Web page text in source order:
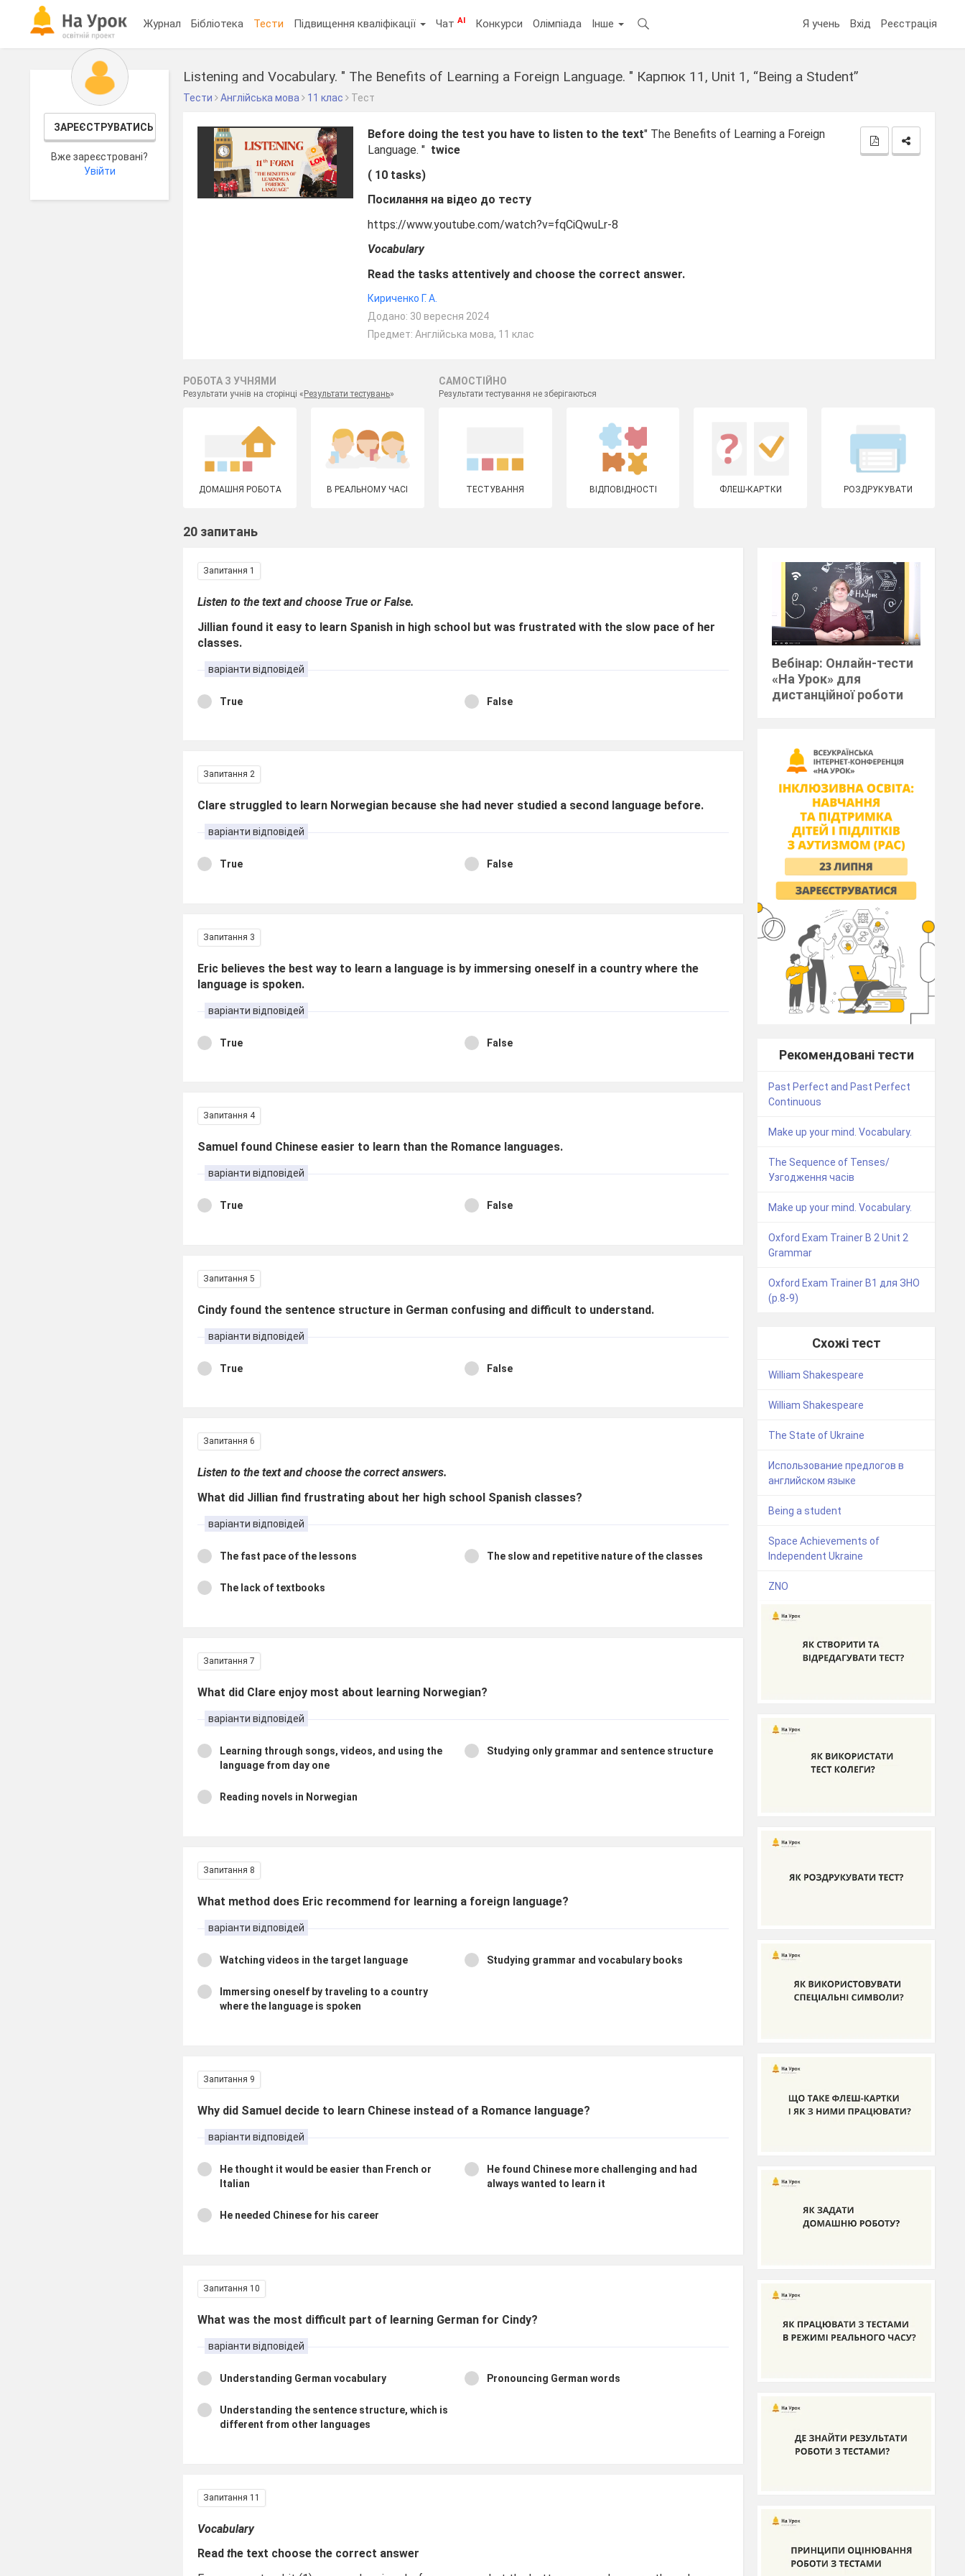
Журнал Бібліотека Тести Підвищення кваліфікації ЧатAI Конкурси Олімпіада Інше Я учень Вхід Реєстрація
ЗАРЕЄСТРУВАТИСЬ
Вже зареєстровані?
Увійти
Listening and Vocabulary. " The Benefits of Learning a Foreign Language. " Карпюк 11, Unit 1, “Being a Student”
Тести Англійська мова 11 клас Тест
Before doing the test you have to listen to the text" The Benefits of Learning a Foreign
Language. "twice
( 10 tasks)
Посилання на відео до тесту
https://www.youtube.com/watch?v=fqCiQwuLr-8
Vocabulary
Read the tasks attentively and choose the correct answer.
Кириченко Г. А.
Додано: 30 вересня 2024
Предмет: Англійська мова, 11 клас
РОБОТА З УЧНЯМИ
Результати учнів на сторінці « Результати тестувань»
САМОСТІЙНО
Результати тестування не зберігаються
ДОМАШНЯ РОБОТА В РЕАЛЬНОМУ ЧАСІ ТЕСТУВАННЯ ВІДПОВІДНОСТІ ФЛЕШ-КАРТКИ РОЗДРУКУВАТИ
20 запитань
Запитання 1
Listen to the text and choose True or False.
Jillian found it easy to learn Spanish in high school but was frustrated with the slow pace of her
classes.
варіанти відповідей
True False
Запитання 2
Clare struggled to learn Norwegian because she had never studied a second language before.
варіанти відповідей
True False
Запитання 3
Eric believes the best way to learn a language is by immersing oneself in a country where the
language is spoken.
варіанти відповідей
True False
Запитання 4
Samuel found Chinese easier to learn than the Romance languages.
варіанти відповідей
True False
Запитання 5
Cindy found the sentence structure in German confusing and difficult to understand.
варіанти відповідей
True False
Запитання 6
Listen to the text and choose the correct answers.
What did Jillian find frustrating about her high school Spanish classes?
варіанти відповідей
The fast pace of the lessons The slow and repetitive nature of the classes
The lack of textbooks
Запитання 7
What did Clare enjoy most about learning Norwegian?
варіанти відповідей
Learning through songs, videos, and using the
language from day one
Studying only grammar and sentence structure
Reading novels in Norwegian
Запитання 8
What method does Eric recommend for learning a foreign language?
варіанти відповідей
Watching videos in the target language Studying grammar and vocabulary books
Immersing oneself by traveling to a country
where the language is spoken
Запитання 9
Why did Samuel decide to learn Chinese instead of a Romance language?
варіанти відповідей
He thought it would be easier than French or
Italian
He found Chinese more challenging and had
always wanted to learn it
He needed Chinese for his career
Запитання 10
What was the most difficult part of learning German for Cindy?
варіанти відповідей
Understanding German vocabulary Pronouncing German words
Understanding the sentence structure, which is
different from other languages
Запитання 11
Vocabulary
Read the text choose the correct answer
Вебінар: Онлайн-тести
«На Урок» для
дистанційної роботи
Рекомендовані тести
Past Perfect and Past Perfect
Continuous
Make up your mind. Vocabulary.
The Sequence of Tenses/
Узгодження часів
Make up your mind. Vocabulary.
Oxford Exam Trainer B 2 Unit 2
Grammar
Oxford Exam Trainer B1 для ЗНО
(p.8-9)
Схожі тест
William Shakespeare
William Shakespeare
The State of Ukraine
Использование предлогов в
английском языке
Being a student
Space Achievements of
Independent Ukraine
ZNO